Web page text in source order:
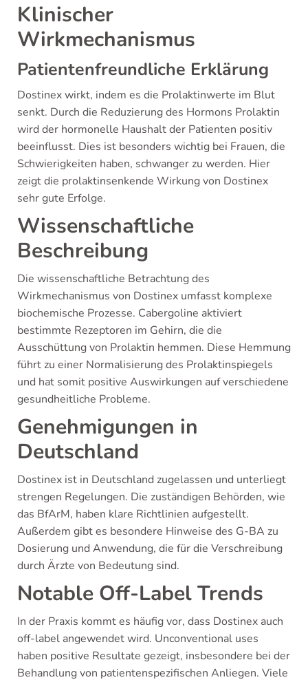
Klinischer
Wirkmechanismus
Patientenfreundliche Erklärung
Dostinex wirkt, indem es die Prolaktinwerte im Blut
senkt. Durch die Reduzierung des Hormons Prolaktin
wird der hormonelle Haushalt der Patienten positiv
beeinflusst. Dies ist besonders wichtig bei Frauen, die
Schwierigkeiten haben, schwanger zu werden. Hier
zeigt die prolaktinsenkende Wirkung von Dostinex
sehr gute Erfolge.
Wissenschaftliche
Beschreibung
Die wissenschaftliche Betrachtung des
Wirkmechanismus von Dostinex umfasst komplexe
biochemische Prozesse. Cabergoline aktiviert
bestimmte Rezeptoren im Gehirn, die die
Ausschüttung von Prolaktin hemmen. Diese Hemmung
führt zu einer Normalisierung des Prolaktinspiegels
und hat somit positive Auswirkungen auf verschiedene
gesundheitliche Probleme.
Genehmigungen in
Deutschland
Dostinex ist in Deutschland zugelassen und unterliegt
strengen Regelungen. Die zuständigen Behörden, wie
das BfArM, haben klare Richtlinien aufgestellt.
Außerdem gibt es besondere Hinweise des G-BA zu
Dosierung und Anwendung, die für die Verschreibung
durch Ärzte von Bedeutung sind.
Notable Off-Label Trends
In der Praxis kommt es häufig vor, dass Dostinex auch
off-label angewendet wird. Unconventional uses
haben positive Resultate gezeigt, insbesondere bei der
Behandlung von patientenspezifischen Anliegen. Viele